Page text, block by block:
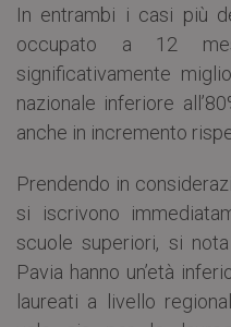
In entrambi i casi più
occupato a 12
significativamente
nazionale inferiore
anche in incremento
Prendendo in
si iscrivono
scuole superiori, si
Pavia hanno un’età
laureati a livello